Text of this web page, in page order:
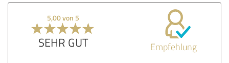
5,00 von 5
SEHR GUT Empfehlung